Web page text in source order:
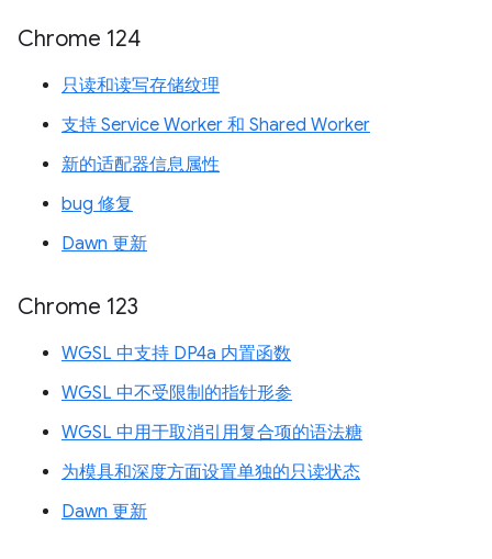
Chrome 124
只读和读写存储纹理
支持 Service Worker 和 Shared Worker
新的适配器信息属性
bug 修复
Dawn 更新
Chrome 123
WGSL 中支持 DP4a 内置函数
WGSL 中不受限制的指针形参
WGSL 中用于取消引用复合项的语法糖
为模具和深度方面设置单独的只读状态
Dawn 更新